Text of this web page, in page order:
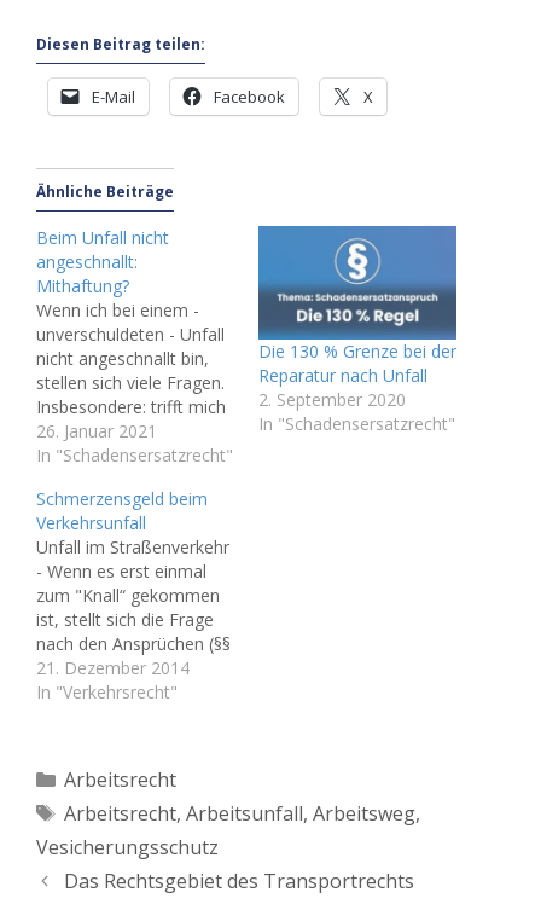
Diesen Beitrag teilen:
E-Mail Facebook X
Ähnliche Beiträge
Beim Unfall nicht
angeschnallt:
Mithaftung?
Wenn ich bei einem -
unverschuldeten - Unfall
nicht angeschnallt bin,
stellen sich viele Fragen.
Insbesondere: trifft mich
eine Mithaftung? Im Falle
einer Unfallverletzung im
einem nicht angelegten
Sicherheitsgurt kann eine
anspruchsmindernde
Mithaftung des
Geschädigten nur
angenommen werden,
wenn feststeht, dass
nach der Art des Unfalls
der angelegte…
26. Januar 2021
In "Schadensersatzrecht"
Die 130 % Grenze bei der
Reparatur nach Unfall
2. September 2020
In "Schadensersatzrecht"
Schmerzensgeld beim
Verkehrsunfall
Unfall im Straßenverkehr
- Wenn es erst einmal
zum "Knall“ gekommen
ist, stellt sich die Frage
nach den Ansprüchen (§§
249, 253 BGB). Neben
dem reinen
Unfallverursachers für
Verletzungen am Körper
Schmerzensgeld fordern.
Hinsichtlich der Höhe von
Schmerzensgeldern gibt
21. Dezember 2014
In "Verkehrsrecht"
Kategorien
Arbeitsrecht
Schlagwörter
Arbeitsrecht, Arbeitsunfall, Arbeitsweg,
Vesicherungsschutz
Das Rechtsgebiet des Transportrechts